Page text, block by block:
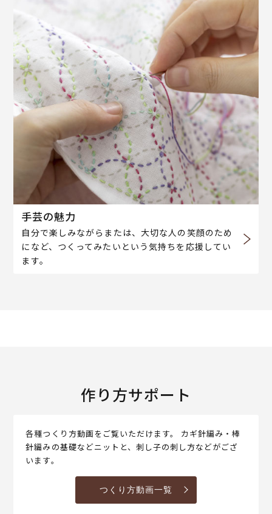
手芸の魅力
自分で楽しみながらまたは、大切な人の笑顔のため
になど、つくってみたいという気持ちを応援してい
ます。
作り方サポート
各種つくり方動画をご覧いただけます。 カギ針編み・棒
針編みの基礎などニットと、刺し子の刺し方などがござ
います。
つくり方動画一覧